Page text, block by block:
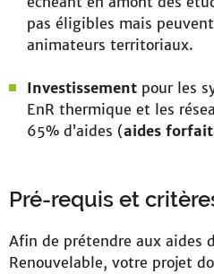
pas éligibles mais
animateurs territoriaux.
Investissement pour les
EnR thermique et les
65% d’aides (aides
Pré-requis et
Afin de prétendre aux aides
Renouvelable, votre projet